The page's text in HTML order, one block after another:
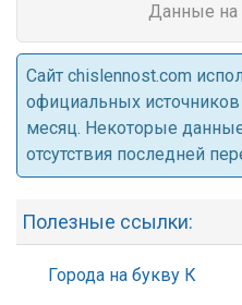
Данные на
Cайт chislennost.com
официальных
месяц. Некоторые данные
отсутствия последней
Полезные ссылки:
Города на букву К